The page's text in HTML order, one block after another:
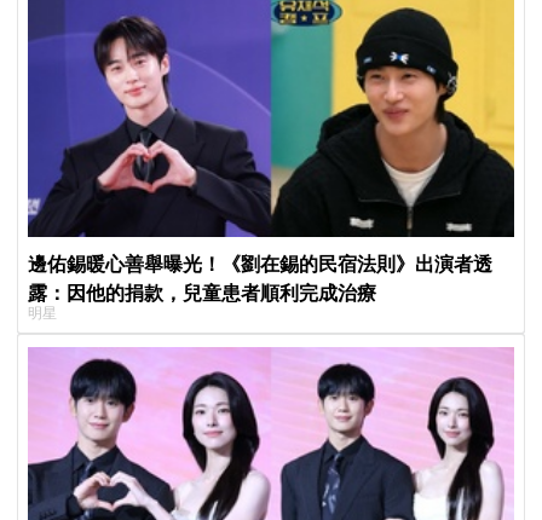
邊佑錫暖心善舉曝光！《劉在錫的民宿法則》出演者透
露：因他的捐款，兒童患者順利完成治療
明星